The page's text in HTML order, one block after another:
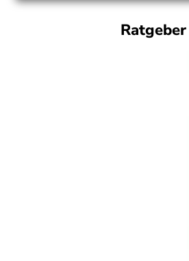
Ratgeber